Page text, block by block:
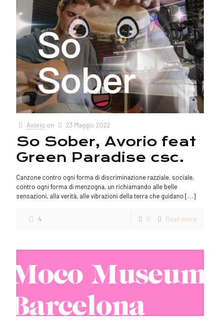
Avorio on 23 Maggio 2022
So Sober, Avorio feat
Green Paradise csc.
Canzone contro ogni forma di discriminazione razziale, sociale,
contro ogni forma di menzogna, un richiamando alle belle
sensazioni, alla verità, alle vibrazioni della terra che guidano […]
4 0 Read more